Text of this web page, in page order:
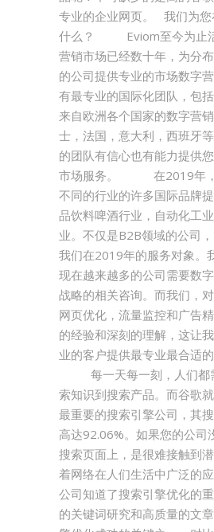
专业的企业网页。 我们为您
什么？ Eviom至今为止活
营销市场已经数十年，为分
的公司提供专业的市场数字
有最专业的国际化团队，包
来自欧洲各个国家的数字营
士，法国，意大利，西班牙
的团队有信心也有能力提供
市场服务。 在2019年，
不同的行业的许多国际品牌
品饮料啤酒行业，自动化工
业。不仅是B2B领域的公司
我们在2019年的服务对象。
现在越来越多的公司需要数
战略的相关咨询。而我们，
网页优化，流量监控和广告
的经验和深刻的理解，这让
业的客户提供最专业最合适
每一天每一刻，人们都
索知识到搜索产品。而谷歌
最重要的搜索引擎公司，其
高达92.06%。如果您的公司
搜索页面上，是很难接触到
着网络在人们生活中广泛的
公司知道了搜索引擎优化的
的关键词研究和高质量的文